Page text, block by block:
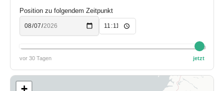
Position zu folgendem Zeitpunkt
vor 30 Tagen jetzt